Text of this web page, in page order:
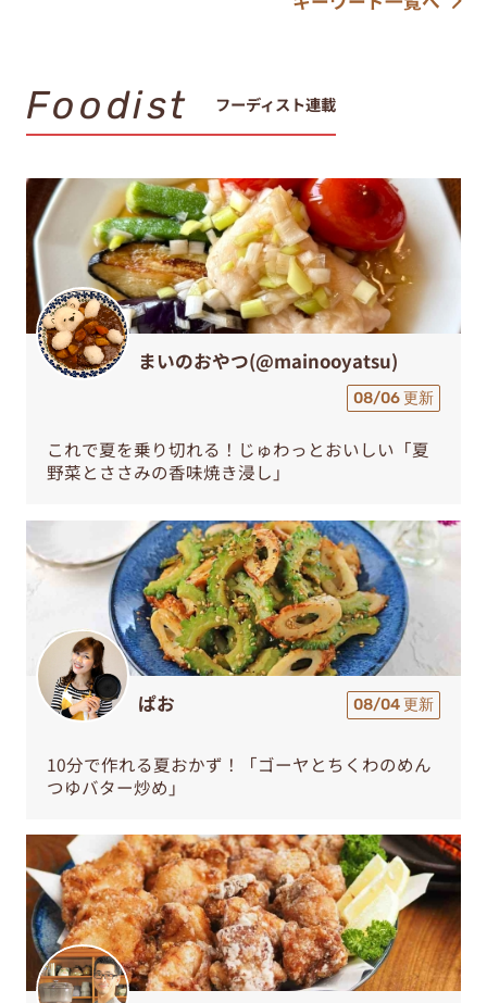
Foodist フーディスト連載
まいのおやつ(@mainooyatsu)
08/06 更新
これで夏を乗り切れる！じゅわっとおいしい「夏
野菜とささみの香味焼き浸し」
ぱお 08/04 更新
10分で作れる夏おかず！「ゴーヤとちくわのめん
つゆバター炒め」